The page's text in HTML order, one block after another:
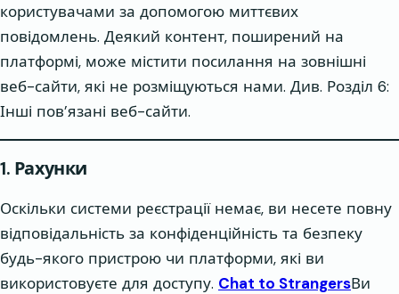
користувачами за допомогою миттєвих
повідомлень. Деякий контент, поширений на
платформі, може містити посилання на зовнішні
веб-сайти, які не розміщуються нами. Див. Розділ 6:
Інші пов’язані веб-сайти.
1. Рахунки
Оскільки системи реєстрації немає, ви несете повну
відповідальність за конфіденційність та безпеку
будь-якого пристрою чи платформи, які ви
використовуєте для доступу. Chat to StrangersВи